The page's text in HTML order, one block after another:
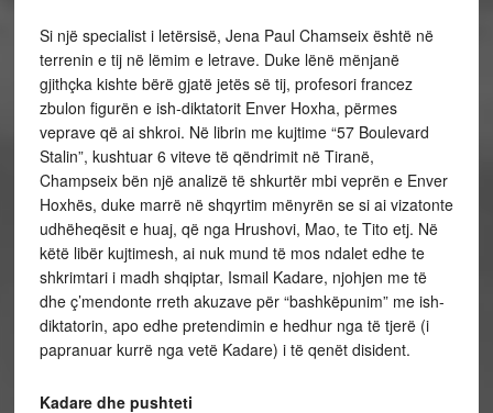
Si një specialist i letërsisë, Jena Paul Chamseix është në
terrenin e tij në lëmim e letrave. Duke lënë mënjanë
gjithçka kishte bërë gjatë jetës së tij, profesori francez
zbulon figurën e ish-diktatorit Enver Hoxha, përmes
veprave që ai shkroi. Në librin me kujtime “57 Boulevard
Stalin”, kushtuar 6 viteve të qëndrimit në Tiranë,
Champseix bën një analizë të shkurtër mbi veprën e Enver
Hoxhës, duke marrë në shqyrtim mënyrën se si ai vizatonte
udhëheqësit e huaj, që nga Hrushovi, Mao, te Tito etj. Në
këtë libër kujtimesh, ai nuk mund të mos ndalet edhe te
shkrimtari i madh shqiptar, Ismail Kadare, njohjen me të
dhe ç’mendonte rreth akuzave për “bashkëpunim” me ish-
diktatorin, apo edhe pretendimin e hedhur nga të tjerë (i
papranuar kurrë nga vetë Kadare) i të qenët disident.
Kadare dhe pushteti